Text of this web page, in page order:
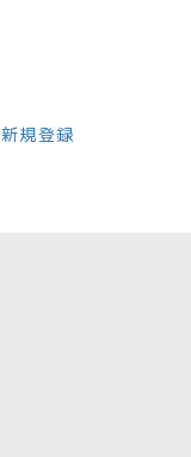
新規登録